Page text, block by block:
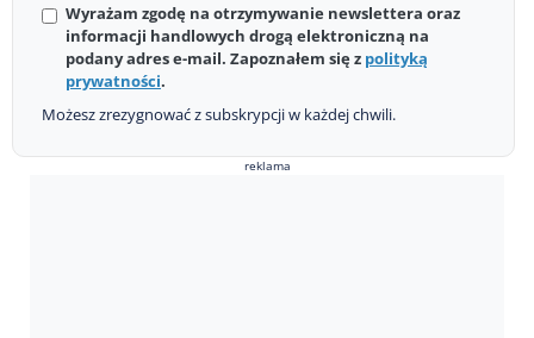
Wyrażam zgodę na otrzymywanie newslettera oraz
informacji handlowych drogą elektroniczną na
podany adres e-mail. Zapoznałem się z polityką
prywatności.
Możesz zrezygnować z subskrypcji w każdej chwili.
reklama